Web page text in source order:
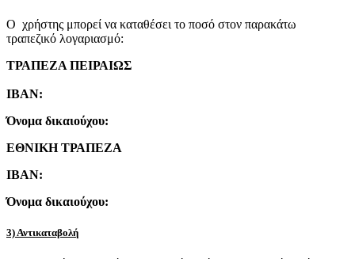
Ο χρήστης μπορεί να καταθέσει το ποσό στον παρακάτω
τραπεζικό λογαριασμό:
ΤΡΑΠΕΖΑ ΠΕΙΡΑΙΩΣ
IBAN:
Όνομα δικαιούχου:
ΕΘΝΙΚΗ ΤΡΑΠΕΖΑ
IBAN:
Όνομα δικαιούχου:
3) Αντικαταβολή